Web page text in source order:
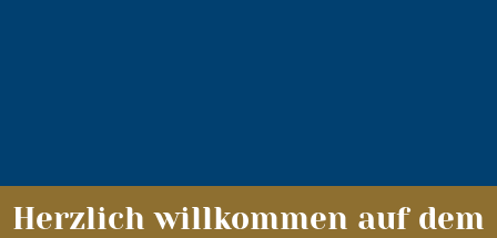
Herzlich willkommen auf dem